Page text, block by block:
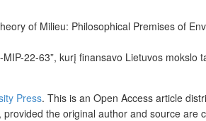
of Milieu: Philosophical Premises of
22-63”, kurį finansavo Lietuvos mokslo
Press. This is an Open Access article
the original author and source are